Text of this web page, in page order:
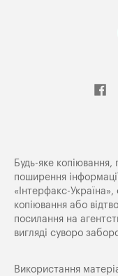
Будь-яке копiювання,
поширення
«Iнтерфакс-
копіювання або
посилання на
вигляді суворо
Використання